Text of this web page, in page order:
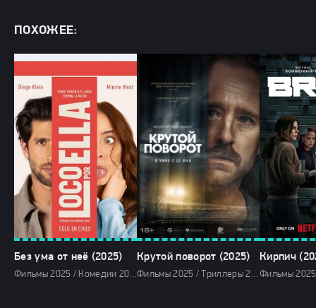
ПОХОЖЕЕ:
Без ума от неё (2025)
Фильмы 2025 / Комедии 2025 / Мелодрамы 2025 / Зарубежные фильмы 2025 / Фильмы весны 2025 / Новинки кино 2025 / Последние фильмы 2025 / Смотреть фильмы онлайн
Крутой поворот (2025)
Фильмы 2025 / Триллеры 2025 / Зарубежные фильмы 2025 / Фильмы весны 2025 / Новинки кино 2025 / Последние фильмы 2025 / Смотреть фильмы онлайн
Кирпич